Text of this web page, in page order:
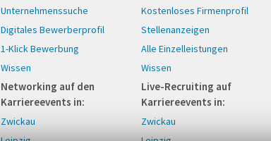
Unternehmenssuche
Digitales Bewerberprofil
1-Klick Bewerbung
Wissen
Networking auf den
Karriereevents in:
Zwickau
Kostenloses Firmenprofil
Stellenanzeigen
Alle Einzelleistungen
Wissen
Live-Recruiting auf
Karriereevents in:
Zwickau